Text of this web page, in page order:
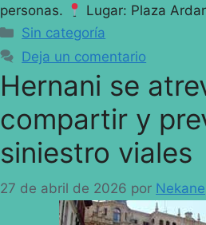
personas.
Lugar: Plaza
Sin categoría
Deja un comentario
Hernani se
compartir y
siniestro viales
27 de abril de 2026 por Nekane